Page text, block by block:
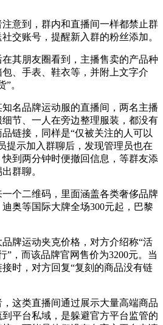
意到，群内和直播间一样都禁止群
交账号，提醒新入群的粉丝添加。
其朋友圈看到，主播售卖的产品种
、手表、鞋衣等，并附上文字介
。
名品牌运动服的直播间，两名主播
节、一人在旁边整理服装，都没有
链接，同样是“仅被关注的人可以
提示加入群聊后，发现管理员也在
到两分钟时便撤回信息，等群友添
群聊。
个二维码，里面涵盖各类奢侈品牌
奥等国际大牌全场300元起，巴黎
牌运动夹克价格，对方介绍称“活
”，而该品牌官网售价为3200元。当
时，对方回复“复刻的商品没有链
这类直播间通过展示大量高端商品
平台私域，是躲避官方平台监管的